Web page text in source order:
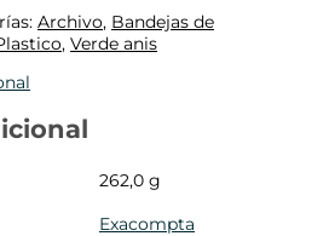
Archivo, Bandejas de
, Verde anis
262,0 g
Exacompta